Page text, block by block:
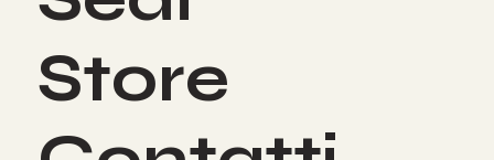
Store